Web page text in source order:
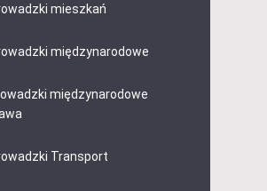
mieszkań
międzynarodowe
międzynarodowe
Transport